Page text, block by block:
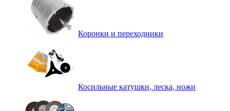
Коронки и переходники
Косильные катушки, леска, ножи